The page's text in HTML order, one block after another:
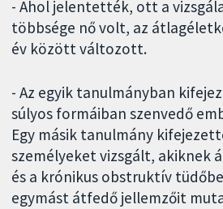
- Ahol jelentették, ott a
többsége nő volt, az
év között változott.
- Az egyik tanulmányban
súlyos formáiban szenvedő
Egy másik tanulmány
személyeket vizsgált, akiknek
és a krónikus obstruktív
egymást átfedő jellemzőit